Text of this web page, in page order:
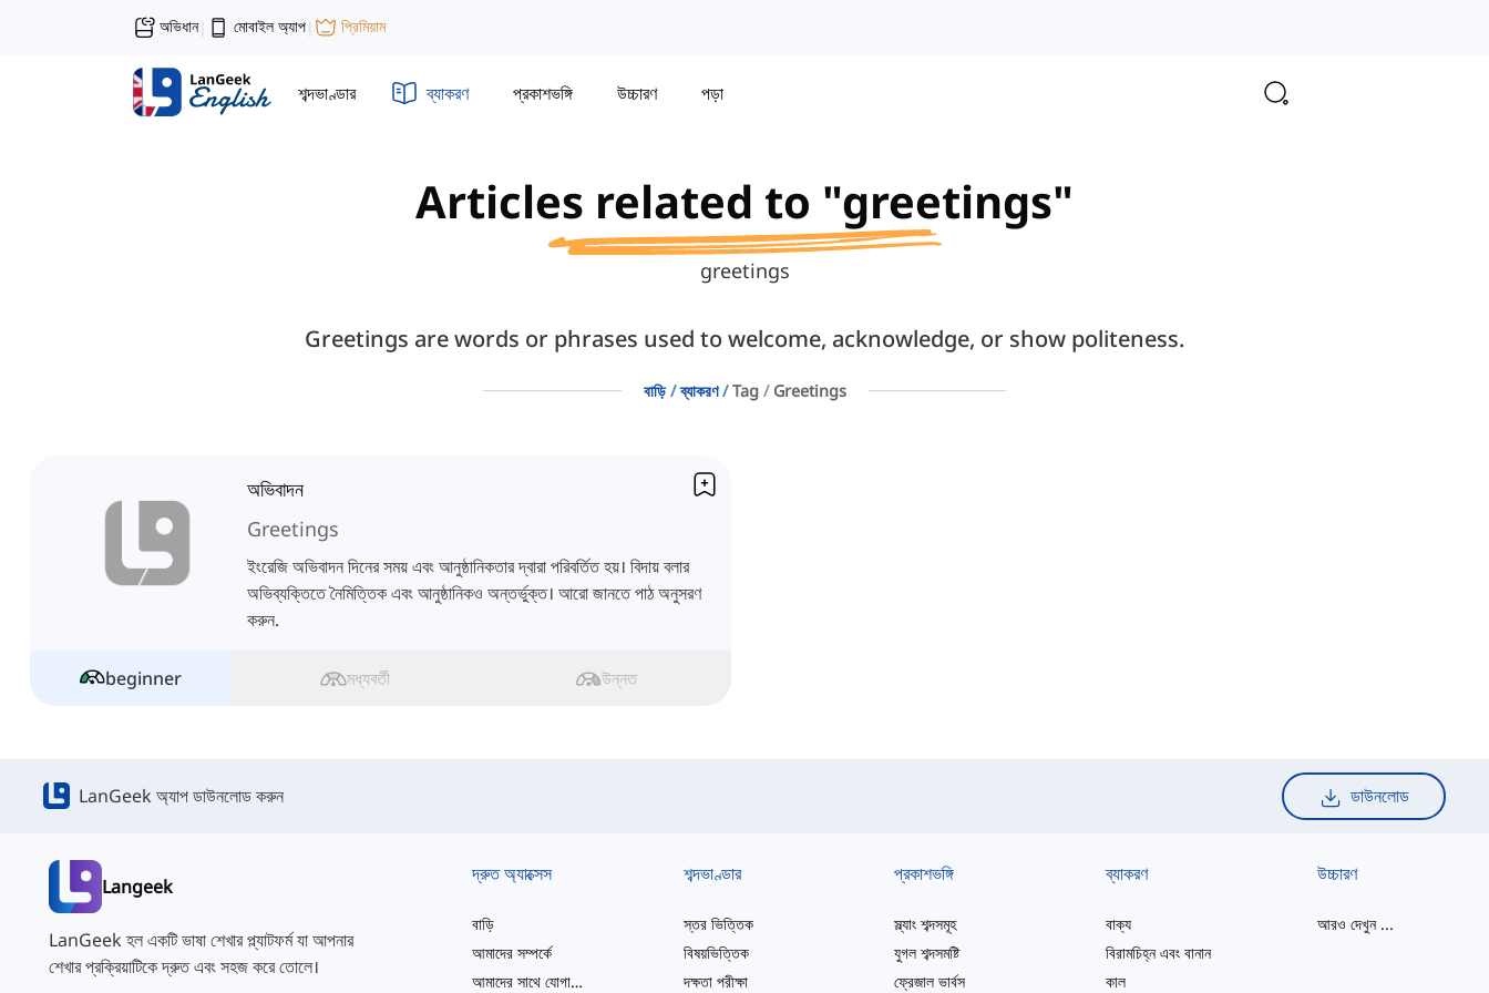
অভিধান| মোবাইল অ্যাপ| প্রিমিয়াম
শব্দভাণ্ডার ব্যাকরণ প্রকাশভঙ্গি উচ্চারণ পড়া
Articles related to "greetings"
greetings
Greetings are words or phrases used to welcome, acknowledge, or show politeness.
বাড়ি ব্যাকরণ Tag Greetings
অভিবাদন
Greetings
ইংরেজি অভিবাদন দিনের সময় এবং আনুষ্ঠানিকতার দ্বারা পরিবর্তিত হয়। বিদায় বলার
অভিব্যক্তিতে নৈমিত্তিক এবং আনুষ্ঠানিকও অন্তর্ভুক্ত। আরো জানতে পাঠ অনুসরণ
করুন.
beginner মধ্যবর্তী উন্নত
LanGeek অ্যাপ ডাউনলোড করুন ডাউনলোড
Langeek
LanGeek হল একটি ভাষা শেখার প্ল্যাটফর্ম যা আপনার
শেখার প্রক্রিয়াটিকে দ্রুত এবং সহজ করে তোলে।
দ্রুত অ্যাক্সেস
বাড়ি
আমাদের সম্পর্কে
আমাদের সাথে যোগাযোগ করুন
শব্দভাণ্ডার
স্তর ভিত্তিক
বিষয়ভিত্তিক
দক্ষতা পরীক্ষা
প্রকাশভঙ্গি
স্ল্যাং শব্দসমূহ
যুগল শব্দসমষ্টি
ফ্রেজাল ভার্বস
ব্যাকরণ
বাক্য
বিরামচিহ্ন এবং বানান
কাল
উচ্চারণ
আরও দেখুন...